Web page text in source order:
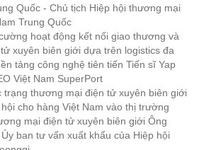
Quốc - Chủ tịch Hiệp hội thương mại
Trung Quốc
hoạt động kết nối giao thương và
xuyên biên giới dựa trên logistics đa
tảng công nghệ tiên tiến Tiến sĩ Yap
Việt Nam SuperPort
trạng thương mại điện tử xuyên biên giới
cho hàng Việt Nam vào thị trường
mại điện tử xuyên biên giới Ông
ban tư vấn xuất khẩu của Hiệp hội